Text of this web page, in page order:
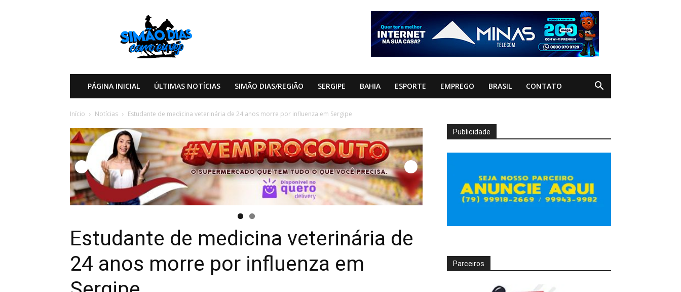
PÁGINA INICIAL ÚLTIMAS NOTÍCIAS SIMÃO DIAS/REGIÃO SERGIPE BAHIA ESPORTE EMPREGO BRASIL CONTATO
Início Notícias Estudante de medicina veterinária de 24 anos morre por influenza em Sergipe
Estudante de medicina veterinária de
24 anos morre por influenza em
Publicidade
Parceiros